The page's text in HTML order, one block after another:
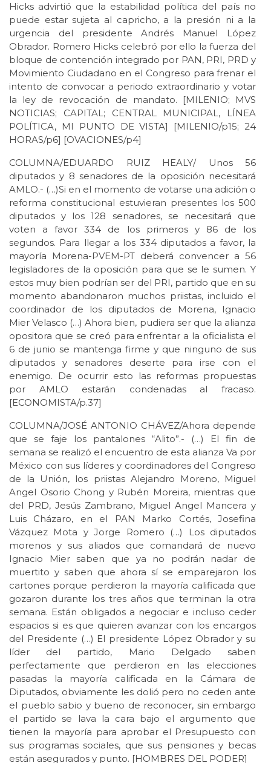
Hicks advirtió que la estabilidad política del país no
puede estar sujeta al capricho, a la presión ni a la
urgencia del presidente Andrés Manuel López
Obrador. Romero Hicks celebró por ello la fuerza del
bloque de contención integrado por PAN, PRI, PRD y
Movimiento Ciudadano en el Congreso para frenar el
intento de convocar a periodo extraordinario y votar
la ley de revocación de mandato. [MILENIO; MVS
NOTICIAS; CAPITAL; CENTRAL MUNICIPAL, LÍNEA
POLÍTICA, MI PUNTO DE VISTA] [MILENIO/p15; 24
HORAS/p6] [OVACIONES/p4]
COLUMNA/EDUARDO RUIZ HEALY/ Unos 56
diputados y 8 senadores de la oposición necesitará
AMLO.- (…)Si en el momento de votarse una adición o
reforma constitucional estuvieran presentes los 500
diputados y los 128 senadores, se necesitará que
voten a favor 334 de los primeros y 86 de los
segundos. Para llegar a los 334 diputados a favor, la
mayoría Morena-PVEM-PT deberá convencer a 56
legisladores de la oposición para que se le sumen. Y
estos muy bien podrían ser del PRI, partido que en su
momento abandonaron muchos priistas, incluido el
coordinador de los diputados de Morena, Ignacio
Mier Velasco (…) Ahora bien, pudiera ser que la alianza
opositora que se creó para enfrentar a la oficialista el
6 de junio se mantenga firme y que ninguno de sus
diputados y senadores deserte para irse con el
enemigo. De ocurrir esto las reformas propuestas
por AMLO estarán condenadas al fracaso.
[ECONOMISTA/p.37]
COLUMNA/JOSÉ ANTONIO CHÁVEZ/Ahora depende
que se faje los pantalones “Alito”.- (…) El fin de
semana se realizó el encuentro de esta alianza Va por
México con sus líderes y coordinadores del Congreso
de la Unión, los priistas Alejandro Moreno, Miguel
Angel Osorio Chong y Rubén Moreira, mientras que
del PRD, Jesús Zambrano, Miguel Angel Mancera y
Luis Cházaro, en el PAN Marko Cortés, Josefina
Vázquez Mota y Jorge Romero (…) Los diputados
morenos y sus aliados que comandará de nuevo
Ignacio Mier saben que ya no podrán nadar de
muertito y saben que ahora sí se emparejaron los
cartones porque perdieron la mayoría calificada que
gozaron durante los tres años que terminan la otra
semana. Están obligados a negociar e incluso ceder
espacios si es que quieren avanzar con los encargos
del Presidente (…) El presidente López Obrador y su
líder del partido, Mario Delgado saben
perfectamente que perdieron en las elecciones
pasadas la mayoría calificada en la Cámara de
Diputados, obviamente les dolió pero no ceden ante
el pueblo sabio y bueno de reconocer, sin embargo
el partido se lava la cara bajo el argumento que
tienen la mayoría para aprobar el Presupuesto con
sus programas sociales, que sus pensiones y becas
están asegurados y punto. [HOMBRES DEL PODER]